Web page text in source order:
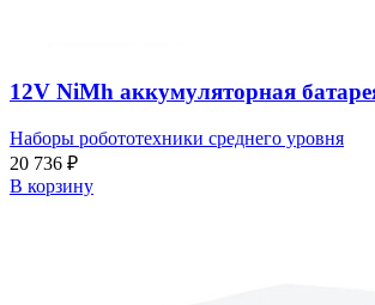
12V NiMh аккумуляторная
Наборы робототехники среднего уровня
20 736 ₽
В корзину